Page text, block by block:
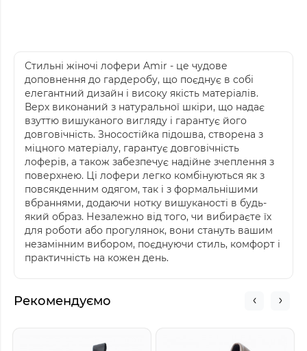
Стильні жіночі лофери Amir - це чудове
доповнення до гардеробу, що поєднує в собі
елегантний дизайн і високу якість матеріалів.
Верх виконаний з натуральної шкіри, що надає
взуттю вишуканого вигляду і гарантує його
довговічність. Зносостійка підошва, створена з
міцного матеріалу, гарантує довговічність
лоферів, а також забезпечує надійне зчеплення з
поверхнею. Ці лофери легко комбінуються як з
повсякденним одягом, так і з формальнішими
вбраннями, додаючи нотку вишуканості в будь-
який образ. Незалежно від того, чи вибираєте їх
для роботи або прогулянок, вони стануть вашим
незамінним вибором, поєднуючи стиль, комфорт і
практичність на кожен день.
Рекомендуємо